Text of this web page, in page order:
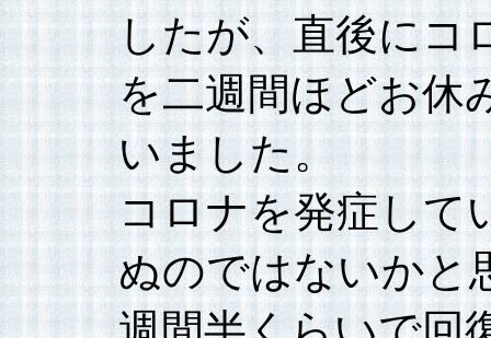
したが、直後にコ
を二週間ほどお休
いました。
コロナを発症して
ぬのではないかと